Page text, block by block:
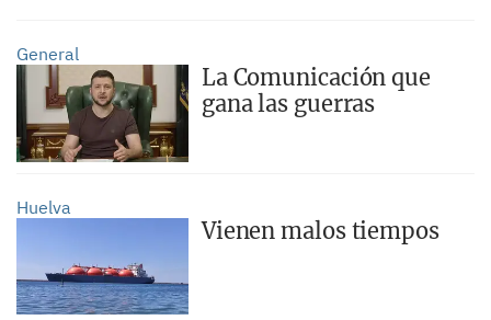
General
La Comunicación que
gana las guerras
Huelva
Vienen malos tiempos